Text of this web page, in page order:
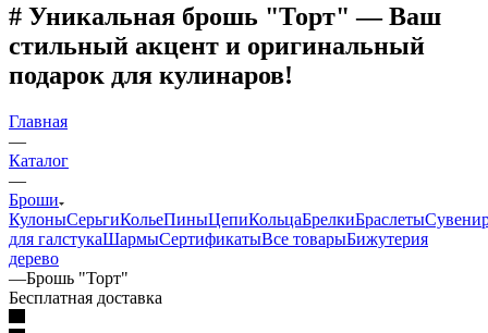
# Уникальная брошь "Торт" — Ваш
стильный акцент и оригинальный
подарок для кулинаров!
Главная
—
Каталог
—
Броши
КулоныСерьгиКольеПиныЦепиКольцаБрелкиБраслеты
для галстукаШармыСертификатыВсе товарыБижутерия
дерево
—Брошь "Торт"
Бесплатная доставка